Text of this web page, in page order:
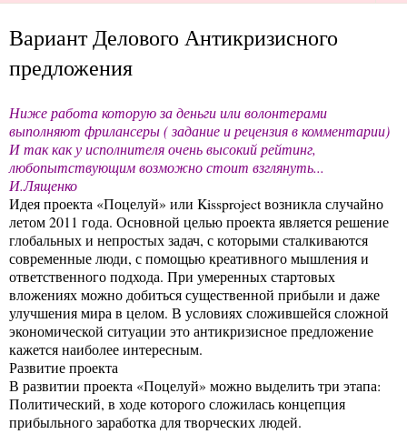
Вариант Делового Антикризисного
предложения
Ниже работа которую за деньги или волонтерами
выполняют фрилансеры ( задание и рецензия в комментарии)
И так как у исполнителя очень высокий рейтинг,
любопытствующим возможно стоит взглянуть...
И.Лященко
Идея проекта «Поцелуй» или Kissproject возникла случайно
летом 2011 года. Основной целью проекта является решение
глобальных и непростых задач, с которыми сталкиваются
современные люди, с помощью креативного мышления и
ответственного подхода. При умеренных стартовых
вложениях можно добиться существенной прибыли и даже
улучшения мира в целом. В условиях сложившейся сложной
экономической ситуации это антикризисное предложение
кажется наиболее интересным.
Развитие проекта
В развитии проекта «Поцелуй» можно выделить три этапа:
Политический, в ходе которого сложилась концепция
прибыльного заработка для творческих людей.